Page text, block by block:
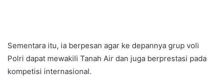
Sementara itu, ia berpesan agar ke depannya grup voli
Polri dapat mewakili Tanah Air dan juga berprestasi pada
kompetisi internasional.